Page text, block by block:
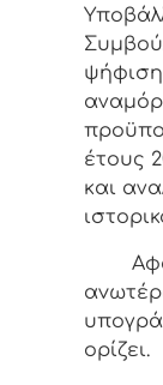
έτους
και
oρίζει.